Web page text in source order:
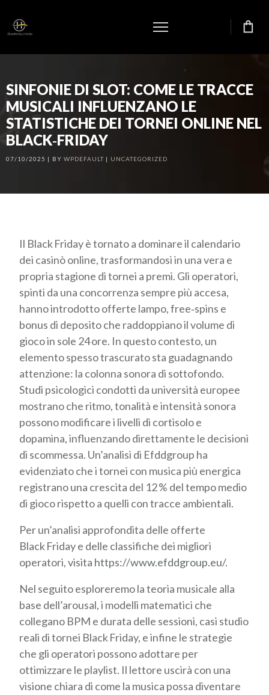
SINFONIE DI SLOT: COME LE TRACCE
MUSICALI INFLUENZANO LE
STATISTICHE DEI TORNEI ONLINE NEL
BLACK‑FRIDAY
07/10/2025 BY WPDEFAULT UNCATEGORIZED
Il Black Friday è tornato a dominare il calendario
dei casinò online, trasformandosi in una vera e
propria stagione di tornei a premi. Gli operatori,
spinti da una concorrenza sempre più accesa,
hanno introdotto offerte lampo, free‑spins e
bonus di deposito che raddoppiano il volume di
gioco in sole 24 ore. In questo contesto, un
elemento spesso trascurato sta guadagnando
attenzione: la colonna sonora di sottofondo.
Studi psicologici condotti da università europee
mostrano che ritmo, tonalità e intensità sonora
possono modificare i livelli di cortisolo e
dopamina, influenzando direttamente le decisioni
di scommessa. Un’analisi di Efddgroup ha
evidenziato che i tornei con musica più energica
registrano una crescita del 12 % del tempo medio
di gioco rispetto a quelli con tracce ambientali.
Per un’analisi approfondita delle offerte
Black Friday e delle classifiche dei migliori
operatori, visita https://www.efddgroup.eu/.
Nel seguito esploreremo la teoria musicale alla
base dell’arousal, i modelli matematici che
collegano BPM e durata delle sessioni, casi studio
reali di tornei Black Friday, e infine le strategie
che gli operatori possono adottare per
ottimizzare le playlist. Il lettore uscirà con una
visione chiara di come la musica possa diventare